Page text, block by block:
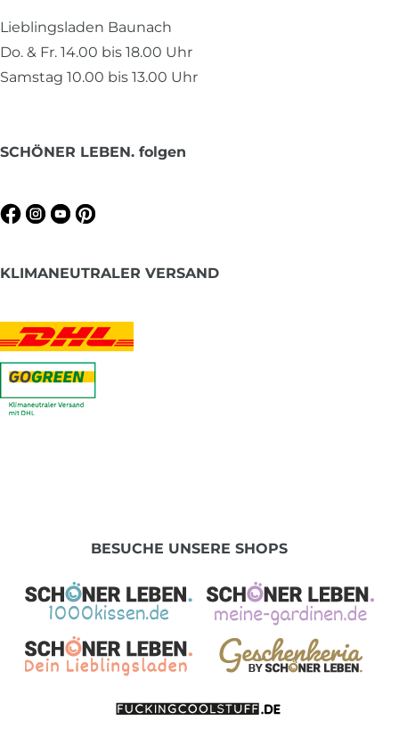
Lieblingsladen Baunach
Do. & Fr. 14.00 bis 18.00 Uhr
Samstag 10.00 bis 13.00 Uhr
SCHÖNER LEBEN. folgen
KLIMANEUTRALER VERSAND
BESUCHE UNSERE SHOPS